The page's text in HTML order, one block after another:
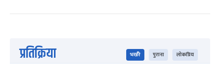
प्रतिक्रिया भर्खरै पुराना लोकप्रिय